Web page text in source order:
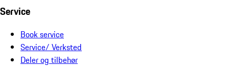
Service
Book service
Service/ Verksted
Deler og tilbehør